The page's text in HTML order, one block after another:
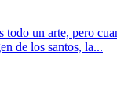
todo un arte, pero
de los santos, la...